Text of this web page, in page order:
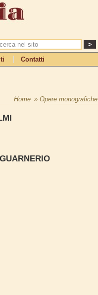
Contatti
Home Opere monografiche